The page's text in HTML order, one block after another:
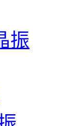
振